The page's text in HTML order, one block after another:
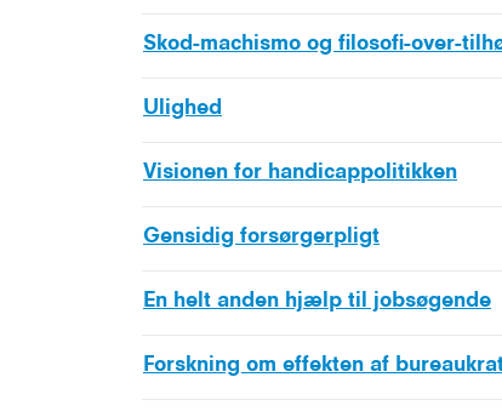
Skod-machismo og filosofi-over-
Ulighed
Visionen for handicappolitikken
Gensidig forsørgerpligt
En helt anden hjælp til jobsøgende
Forskning om effekten af